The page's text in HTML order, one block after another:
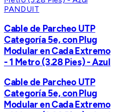
PANDUIT
Cable de Parcheo UTP
Categoría 5e, con Plug
Modular en Cada Extremo
- 1 Metro (3.28 Pies) - Azul
Cable de Parcheo UTP
Categoría 5e, con Plug
Modular en Cada Extremo